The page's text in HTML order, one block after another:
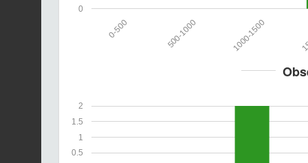
0
1000-1500
500-1000
0-500
0.5
1
1.5
2